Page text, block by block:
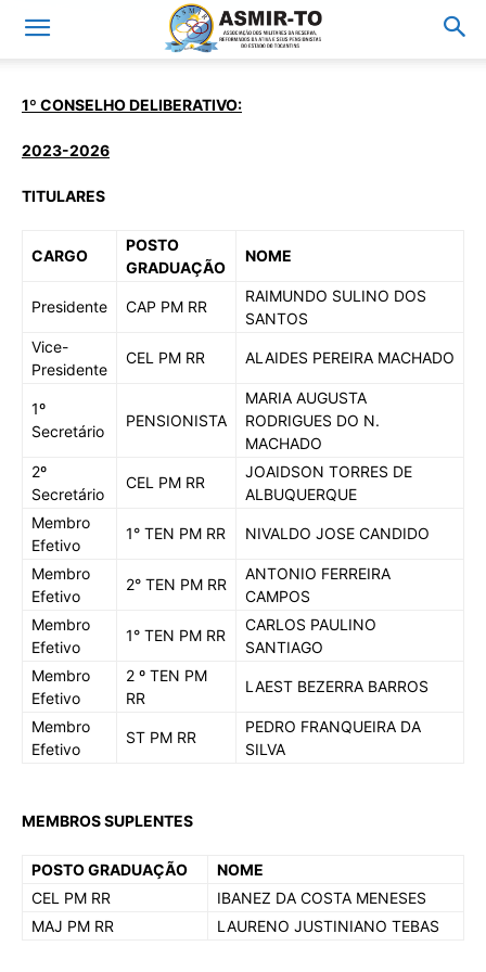
1º CONSELHO DELIBERATIVO:
2023-2026
TITULARES
CARGO
POSTO
GRADUAÇÃO
NOME
Presidente CAP PM RR
RAIMUNDO SULINO DOS
SANTOS
Vice-
Presidente
CEL PM RR ALAIDES PEREIRA MACHADO
1º
Secretário
PENSIONISTA
MARIA AUGUSTA
RODRIGUES DO N.
MACHADO
2º
Secretário
CEL PM RR
JOAIDSON TORRES DE
ALBUQUERQUE
Membro
Efetivo
1° TEN PM RR NIVALDO JOSE CANDIDO
Membro
Efetivo
2° TEN PM RR
ANTONIO FERREIRA
CAMPOS
Membro
Efetivo
1° TEN PM RR
CARLOS PAULINO
SANTIAGO
Membro
Efetivo
2 º TEN PM
RR
LAEST BEZERRA BARROS
Membro
Efetivo
ST PM RR
PEDRO FRANQUEIRA DA
SILVA
MEMBROS SUPLENTES
POSTO GRADUAÇÃO
NOME
CEL PM RR
IBANEZ DA COSTA MENESES
MAJ PM RR
LAURENO JUSTINIANO TEBAS